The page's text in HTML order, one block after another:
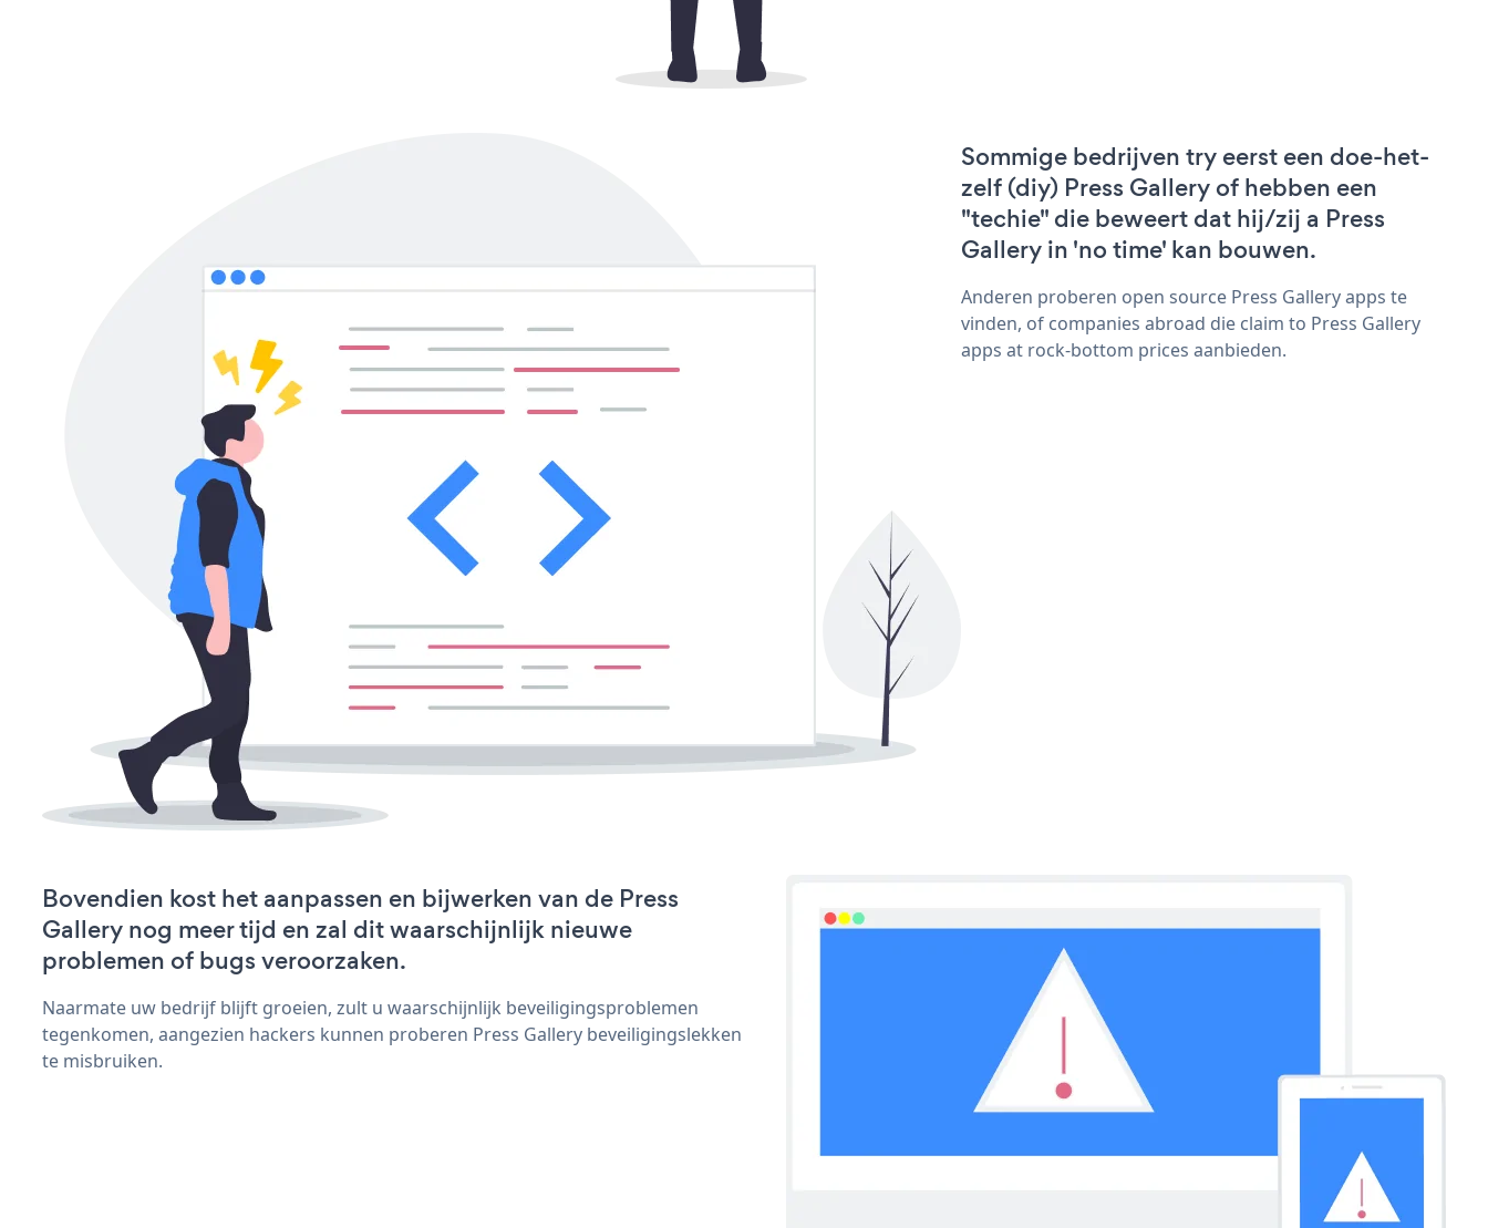
Sommige bedrijven try eerst een doe-het-
zelf (diy) Press Gallery of hebben een
"techie" die beweert dat hij/zij a Press
Gallery in 'no time' kan bouwen.
Anderen proberen open source Press Gallery apps te
vinden, of companies abroad die claim to Press Gallery
apps at rock-bottom prices aanbieden.
Bovendien kost het aanpassen en bijwerken van de Press
Gallery nog meer tijd en zal dit waarschijnlijk nieuwe
problemen of bugs veroorzaken.
Naarmate uw bedrijf blijft groeien, zult u waarschijnlijk beveiligingsproblemen
tegenkomen, aangezien hackers kunnen proberen Press Gallery beveiligingslekken
te misbruiken.